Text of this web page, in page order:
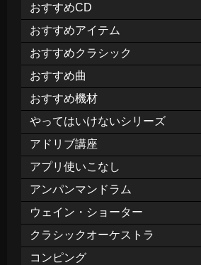
おすすめCD
おすすめアイテム
おすすめクラシック
おすすめ曲
おすすめ機材
やってはいけないシリーズ
アドリブ講座
アプリ使いこなし
アンパンマンドラム
ウェイン・ショーター
クラシックオーケストラ
コンピング